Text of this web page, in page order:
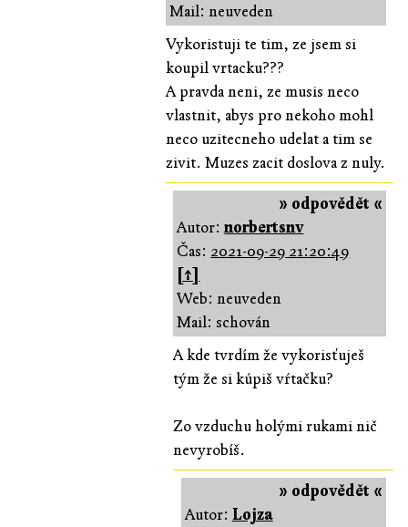
Mail: neuveden
Vykoristuji te tim, ze jsem si
koupil vrtacku???
A pravda neni, ze musis neco
vlastnit, abys pro nekoho mohl
neco uzitecneho udelat a tim se
zivit. Muzes zacit doslova z nuly.
» odpovědět «
Autor:norbertsnv
Čas: 2021-09-29 21:20:49
[↑]
Web: neuveden
Mail: schován
A kde tvrdím že vykorisťuješ
tým že si kúpiš vŕtačku?
Zo vzduchu holými rukami nič
nevyrobíš.
» odpovědět «
Autor: Lojza